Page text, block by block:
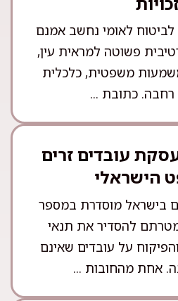
לביטוח לאומי נחשב אמנם
פשוטה למראית עין,
משפטית, כלכלית
רחבה. כתובת ...
עובדים זרים
הישראלי
בישראל מוסדרת במספר
להסדיר את תנאי
על עובדים שאינם
אחת מהחובות ...